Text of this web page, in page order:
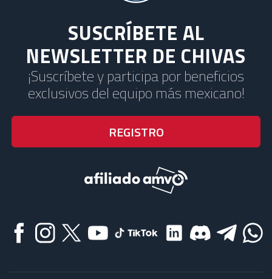
SUSCRÍBETE AL
NEWSLETTER DE CHIVAS
¡Suscríbete y participa por beneficios
exclusivos del equipo más mexicano!